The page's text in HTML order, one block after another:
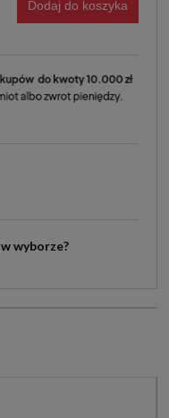
Dodaj do koszyka
wyborze?